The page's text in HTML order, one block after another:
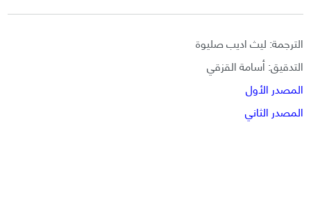
الترجمة: ليث اديب صليوة
التدقيق: أسامة القزقي
المصدر الأول
المصدر الثاني